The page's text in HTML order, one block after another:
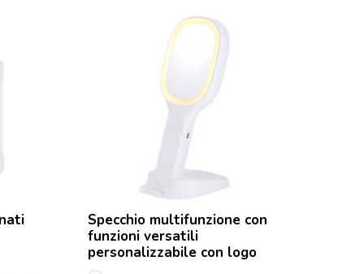
Specchio multifunzione con
funzioni versatili
personalizzabile con logo